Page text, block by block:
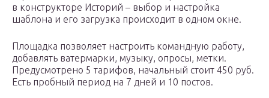
в конструкторе Историй – выбор и настройка
шаблона и его загрузка происходит в одном окне.
Площадка позволяет настроить командную работу,
добавлять ватермарки, музыку, опросы, метки.
Предусмотрено 5 тарифов, начальный стоит 450 руб.
Есть пробный период на 7 дней и 10 постов.